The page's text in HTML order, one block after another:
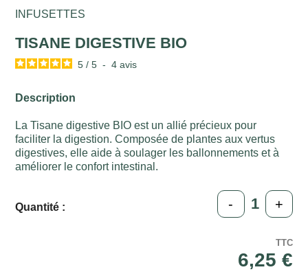
INFUSETTES
TISANE DIGESTIVE BIO
5 / 5 - 4avis
Description
La Tisane digestive BIO est un allié précieux pour
faciliter la digestion. Composée de plantes aux vertus
digestives, elle aide à soulager les ballonnements et à
améliorer le confort intestinal.
Quantité : - +
TTC
6,25 €